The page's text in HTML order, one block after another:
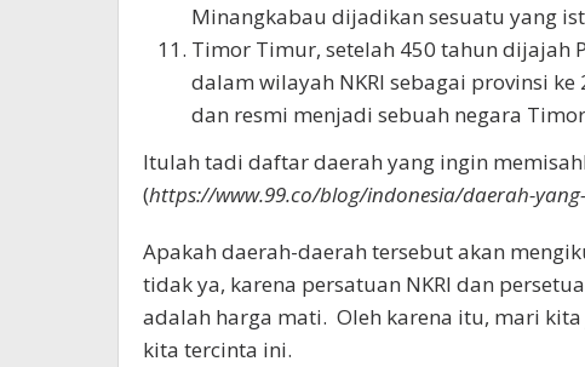
Minangkabau dijadikan sesuatu yang
Timor Timur, setelah 450 tahun dijajah
dalam wilayah NKRI sebagai provinsi
dan resmi menjadi sebuah negara
Itulah tadi daftar daerah yang ingin
(https://www.99.co/blog/indonesia/daerah-
Apakah daerah-daerah tersebut akan
tidak ya, karena persatuan NKRI dan
adalah harga mati. Oleh karena itu, mari
kita tercinta ini.